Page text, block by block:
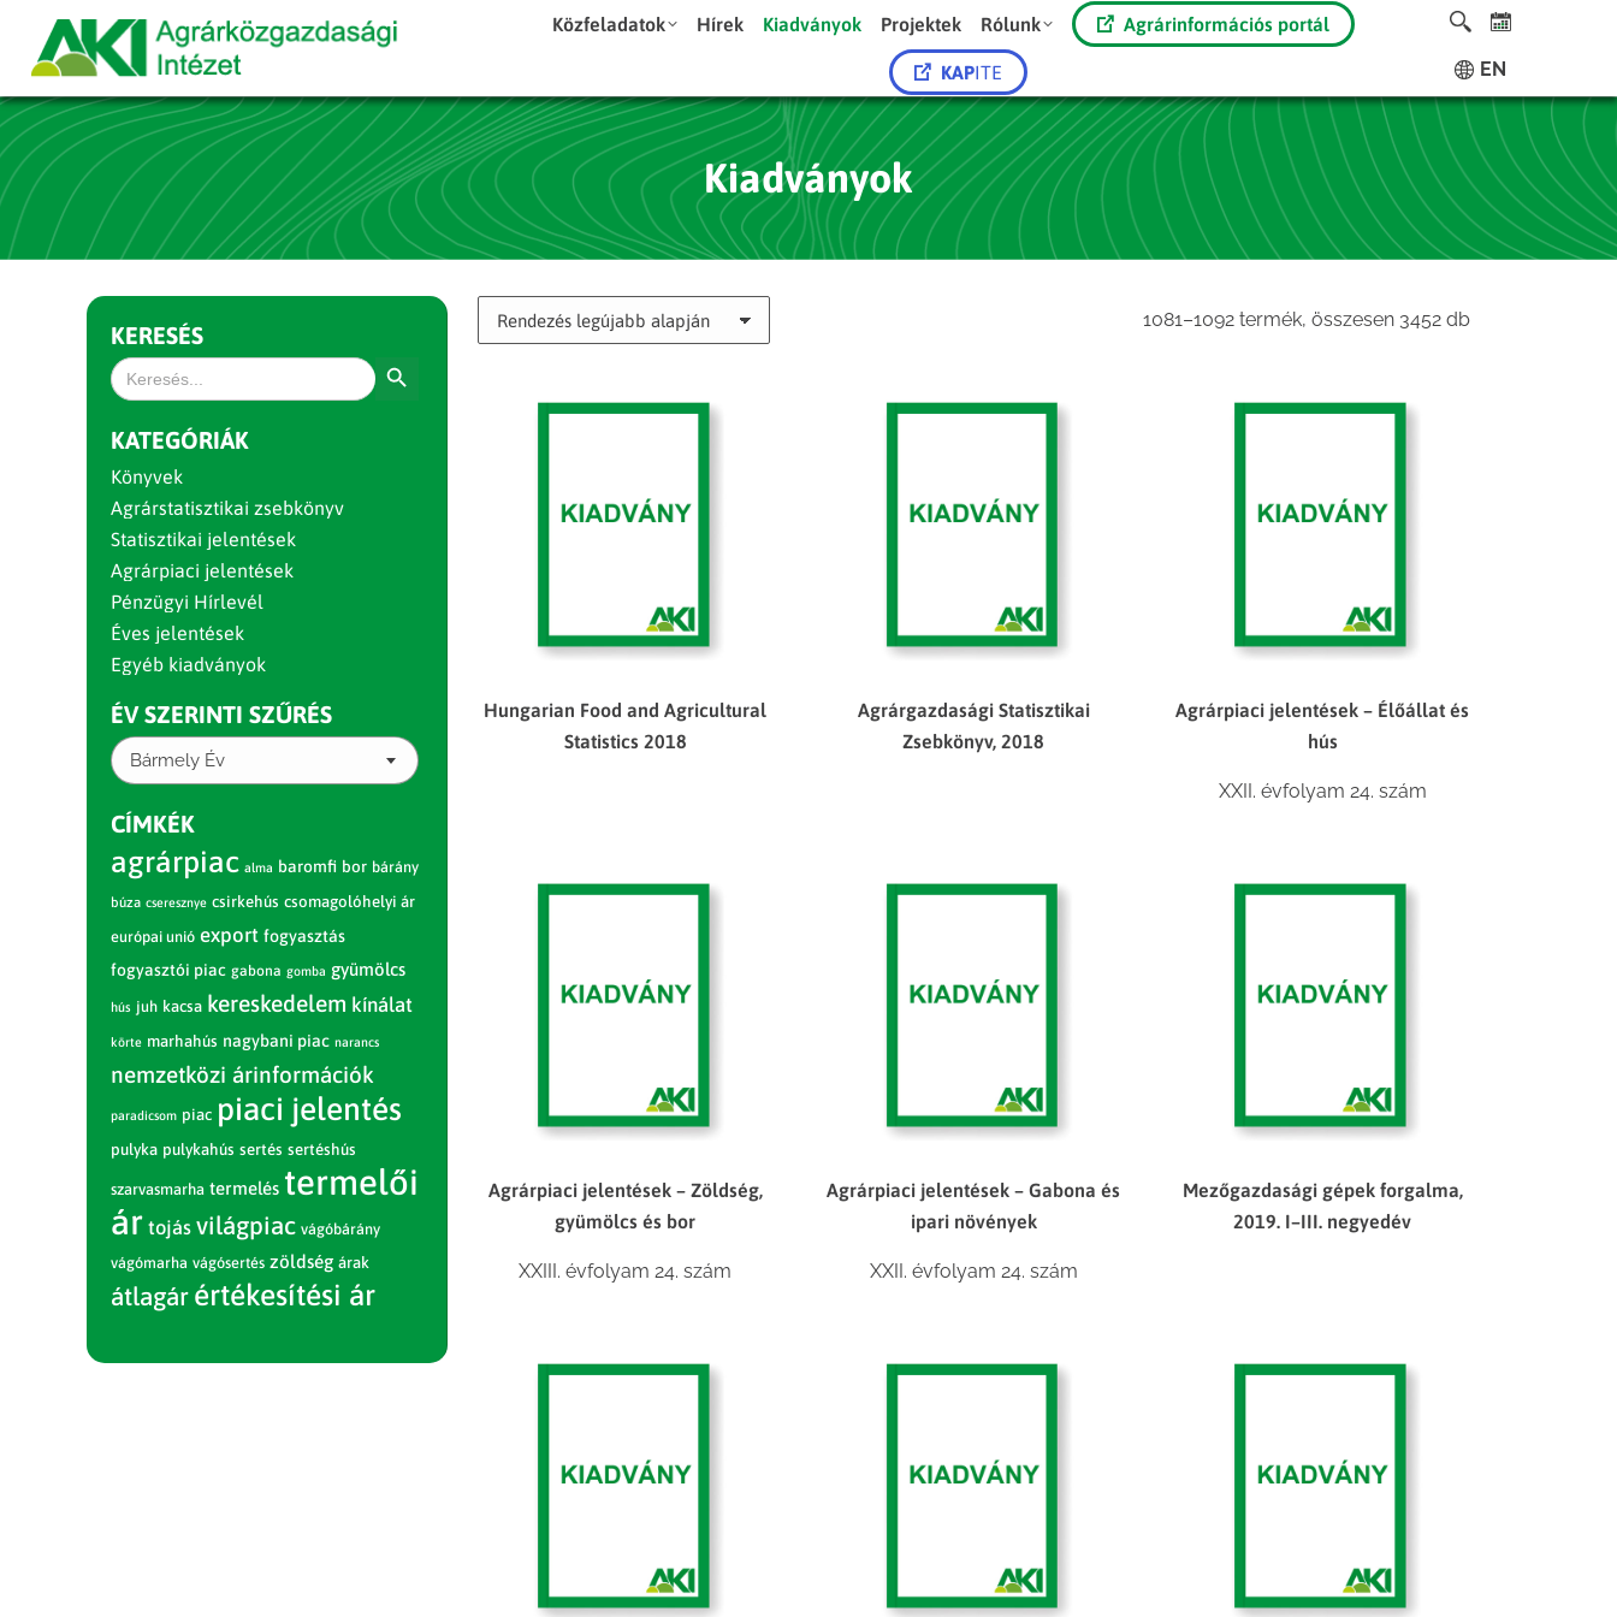
Közfeladatok Hírek Kiadványok Projektek Rólunk Agrárinformációs portál
KAPITE EN
Kiadványok
1081–1092 termék, összesen 3452 dbSorted
Hungarian Food and Agricultural
Statistics 2018
Agrárgazdasági Statisztikai
Zsebkönyv, 2018
Agrárpiaci jelentések – Élőállat és
hús
XXII. évfolyam 24. szám
Agrárpiaci jelentések – Zöldség,
gyümölcs és bor
XXIII. évfolyam 24. szám
Agrárpiaci jelentések – Gabona és
ipari növények
XXII. évfolyam 24. szám
Mezőgazdasági gépek forgalma,
2019. I–III. negyedév
KERESÉS
Search
for:
KATEGÓRIÁK
Könyvek
Agrárstatisztikai zsebkönyv
Statisztikai jelentések
Agrárpiaci jelentések
Pénzügyi Hírlevél
Éves jelentések
Egyéb kiadványok
ÉV SZERINTI SZŰRÉS
Bármely Év
CÍMKÉK
agrárpiac alma baromfi bor bárány
búza cseresznye csirkehús csomagolóhelyi ár
európai unió export fogyasztás
fogyasztói piac gabona gomba gyümölcs
hús juh kacsa kereskedelem kínálat
körte marhahús nagybani piac narancs
nemzetközi árinformációk
paradicsom piac piaci jelentés
pulyka pulykahús sertés sertéshús
szarvasmarha termelés termelői
ár tojás világpiac vágóbárány
vágómarha vágósertés zöldség árak
átlagár értékesítési ár